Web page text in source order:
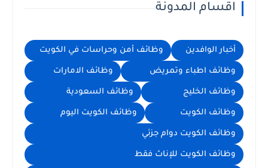
اقسام المدونة
أخبار الوافدين وظائف أمن وحراسات في الكويت
وظائف اطباء وتمريض وظائف الامارات
وظائف الخليج وظائف السعودية
وظائف الكويت وظائف الكويت اليوم
وظائف الكويت دوام جزئي
وظائف الكويت للإناث فقط